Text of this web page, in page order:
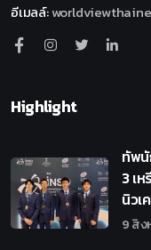
อีเมลล์:
Highlight
ทัพนั
3 เ
นิวเ
9 สิง